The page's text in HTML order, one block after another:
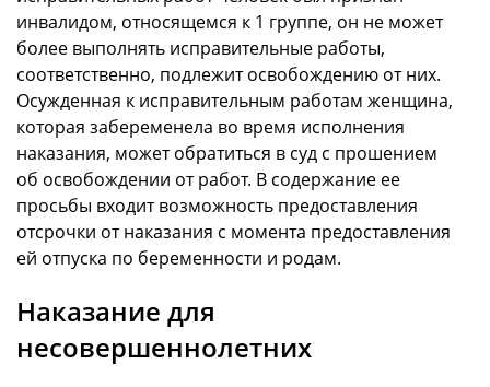
инвалидом, относящемся к 1 группе, он не может
более выполнять исправительные работы,
соответственно, подлежит освобождению от них.
Осужденная к исправительным работам женщина,
которая забеременела во время исполнения
наказания, может обратиться в суд с прошением
об освобождении от работ. В содержание ее
просьбы входит возможность предоставления
отсрочки от наказания с момента предоставления
ей отпуска по беременности и родам.
Наказание для
несовершеннолетних